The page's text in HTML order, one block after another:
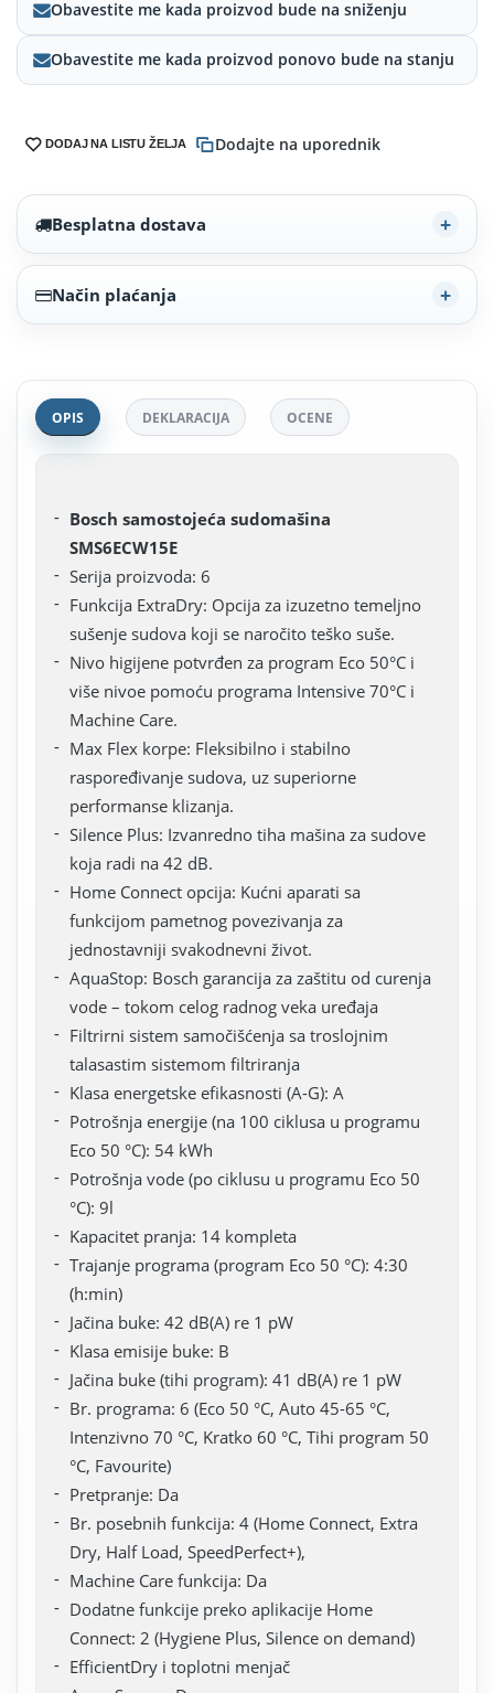
Obavestite me kada proizvod bude na sniženju
Obavestite me kada proizvod ponovo bude na stanju
DODAJ NA LISTU ŽELJA Dodajte na uporednik
Besplatna dostava
Način plaćanja
OPIS DEKLARACIJA OCENE
Bosch samostojeća sudomašina
SMS6ECW15E
Serija proizvoda: 6
Funkcija ExtraDry: Opcija za izuzetno temeljno
sušenje sudova koji se naročito teško suše.
Nivo higijene potvrđen za program Eco 50°C i
više nivoe pomoću programa Intensive 70°C i
Machine Care.
Max Flex korpe: Fleksibilno i stabilno
raspoređivanje sudova, uz superiorne
performanse klizanja.
Silence Plus: Izvanredno tiha mašina za sudove
koja radi na 42 dB.
Home Connect opcija: Kućni aparati sa
funkcijom pametnog povezivanja za
jednostavniji svakodnevni život.
AquaStop: Bosch garancija za zaštitu od curenja
vode – tokom celog radnog veka uređaja
Filtrirni sistem samočišćenja sa troslojnim
talasastim sistemom filtriranja
Klasa energetske efikasnosti (A-G): A
Potrošnja energije (na 100 ciklusa u programu
Eco 50 °C): 54 kWh
Potrošnja vode (po ciklusu u programu Eco 50
°C): 9l
Kapacitet pranja: 14 kompleta
Trajanje programa (program Eco 50 °C): 4:30
(h:min)
Jačina buke: 42 dB(A) re 1 pW
Klasa emisije buke: B
Jačina buke (tihi program): 41 dB(A) re 1 pW
Br. programa: 6 (Eco 50 °C, Auto 45-65 °C,
Intenzivno 70 °C, Kratko 60 °C, Tihi program 50
°C, Favourite)
Pretpranje: Da
Br. posebnih funkcija: 4 (Home Connect, Extra
Dry, Half Load, SpeedPerfect+),
Machine Care funkcija: Da
Dodatne funkcije preko aplikacije Home
Connect: 2 (Hygiene Plus, Silence on demand)
EfficientDry i toplotni menjač